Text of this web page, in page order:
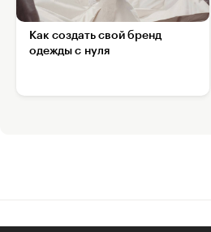
Как создать свой бренд
одежды с нуля